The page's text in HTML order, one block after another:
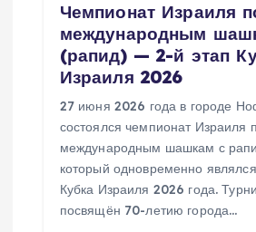
Чемпионат Израиля
международным
(рапид) — 2-й этап
Израиля 2026
27 июня 2026 года в городе
состоялся чемпионат Израиля
международным шашкам с
который одновременно
Кубка Израиля 2026 года.
посвящён 70-летию города…